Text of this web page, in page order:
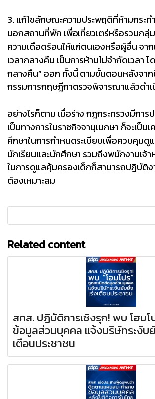
3. แก้ไขลักษณะความประพฤติที่ห้ามกระท
นอกสถานที่พัก เพื่อเที่ยวเตร่หรือรวมกลุ่
ความเดือดร้อนให้แก่ตนเองหรือผู้อื่น จาก
เวลากลางคืน เป็นการห้ามไม่จำกัดเวลา โ
กลางคืน” ออก ทั้งนี้ ตามขั้นตอนหลังจาก
กรรมการกฤษฎีกาตรวจพิจารณาแล้วดำเ
อย่างไรก็ตาม เมื่อร่าง กฎกระทรวงมีการ
เป็นทางการในราชกิจจานุเบกษา ก็จะเป็น
ศึกษาในการกำหนดระเบียบเพื่อควบคุมดู
นักเรียนและนักศึกษา รวมถึงพนักงานเจ้
ในการดูแลคุ้มครองเด็กก็สามารถปฏิบัติ
ต้องเหมาะสม
Related content
สคส. ปฏิบัติการเชิงรุก! พบ โฮมโ
ข้อมูลส่วนบุคคล แจ้งบริษัทระงับ
เตือนประชาชน